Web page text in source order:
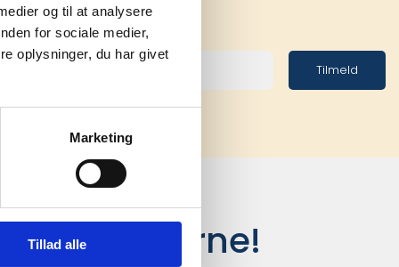
og til at analysere
for sociale medier,
oplysninger, du har givet
Marketing
Tillad alle
Tilmeld
kunderne!